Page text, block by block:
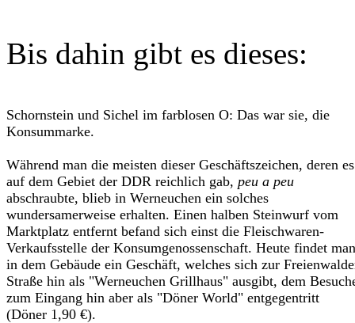
Bis dahin gibt es dieses:
Schornstein und Sichel im farblosen O: Das war sie, die
Konsummarke.
Während man die meisten dieser Geschäftszeichen, deren es
auf dem Gebiet der DDR reichlich gab, peu a peu
abschraubte, blieb in Werneuchen ein solches
wundersamerweise erhalten. Einen halben Steinwurf vom
Marktplatz entfernt befand sich einst die Fleischwaren-
Verkaufsstelle der Konsumgenossenschaft. Heute findet man
in dem Gebäude ein Geschäft, welches sich zur
Straße hin als "Werneuchen Grillhaus" ausgibt, dem
zum Eingang hin aber als "Döner World" entgegentritt
(Döner 1,90 €).